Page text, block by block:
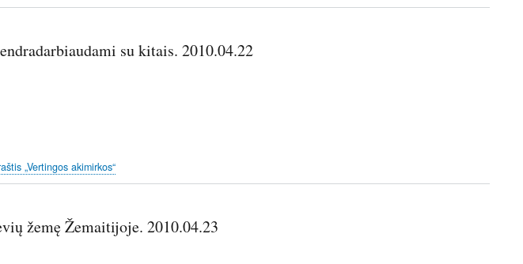
su kitais. 2010.04.22
„Vertingos akimirkos“
žemę Žemaitijoje. 2010.04.23